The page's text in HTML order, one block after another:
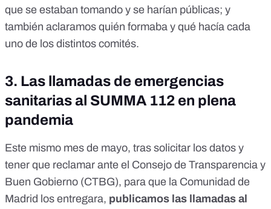
que se estaban tomando y se harían públicas; y
también aclaramos quién formaba y qué hacía cada
uno de los distintos comités.
3. Las llamadas de emergencias
sanitarias al SUMMA 112 en plena
pandemia
Este mismo mes de mayo, tras solicitar los datos y
tener que reclamar ante el Consejo de Transparencia y
Buen Gobierno (CTBG), para que la Comunidad de
Madrid los entregara, publicamos las llamadas al